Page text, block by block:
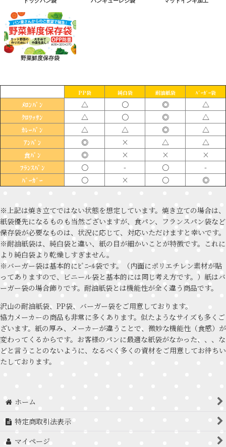
野菜鮮度保存袋
PP袋 純白袋 耐油紙袋 ﾊﾞｰｶﾞｰ袋
ﾒﾛﾝﾊﾟﾝ △ 〇 ◎ △
ｸﾛﾜｯｻﾝ △ 〇 ◎ △
ｶﾚｰﾊﾟﾝ △ △ ◎ △
ｱﾝﾊﾟﾝ ◎ × △ △
食ﾊﾟﾝ ◎ × × ×
ﾌﾗﾝｽﾊﾟﾝ 〇 - 〇 -
ﾊﾞｰｶﾞｰ 〇 × 〇 ◎
※上記は焼き立てではない状態を想定しています。焼き立ての場合は、
紙袋優先になるものも当然ございますが、食パン、フランスパン袋など
保存袋が必要なものは、状況に応じて、対応いただけますと幸いです。
※耐油紙袋は、純白袋と違い、紙の目が細かいことが特徴です。これに
より純白袋より乾燥しすぎません。
※バーガー袋は基本的にﾋﾞﾆｰﾙ袋です。（内面にポリエチレン素材が貼
ってありますので、ビニール袋と基本的には同じ考え方です。）紙はバ
ーガー袋の場合飾りです。耐油紙袋とは機能性が全く違う商品です。
沢山の耐油紙袋、PP袋、バーガー袋をご用意しております。
協力メーカーの商品も非常に多くあります。似たようなサイズも多くご
ざいます。紙の厚み、メーカーが違うことで、微妙な機能性（食感）が
変わってくるからです。お客様のパンに最適な紙袋がなかった、、、な
どと言うことのないように、なるべく多くの資材をご用意してお待ちい
たしております。
ホーム
特定商取引法表示
マイページ